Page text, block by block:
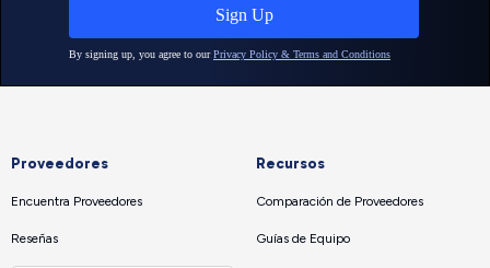
Proveedores
Encuentra Proveedores
Reseñas
Recursos
Comparación de Proveedores
Guías de Equipo